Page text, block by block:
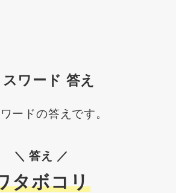
ワード 答え
ードの答えです。
＼ 答え ／
タボコリ